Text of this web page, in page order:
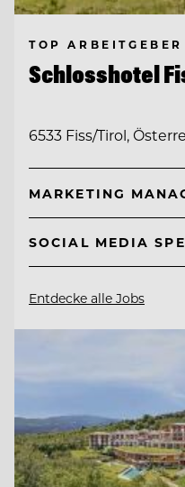
TOP ARBEITGEBER
Schlosshotel
6533 Fiss/Tirol,
MARKETING
SOCIAL MEDIA
Entdecke alle Jobs